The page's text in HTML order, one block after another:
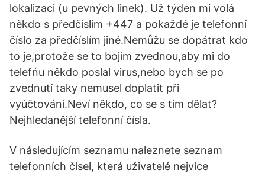
lokalizaci (u pevných linek). Už týden mi volá
někdo s předčíslím +447 a pokaždé je telefonní
číslo za předčíslím jiné.Nemůžu se dopátrat kdo
to je,protože se to bojím zvednou,aby mi do
telefńu někdo poslal virus,nebo bych se po
zvednutí taky nemusel doplatit při
vyúčtování.Neví někdo, co se s tím dělat?
Nejhledanější telefonní čísla.
V následujícím seznamu naleznete seznam
telefonních čísel, která uživatelé nejvíce